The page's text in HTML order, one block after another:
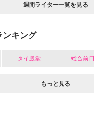
週間ライター一覧を見る
ンキング
タイ殿堂 総合前日
もっと見る